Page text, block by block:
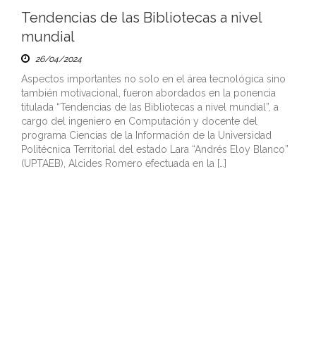
Tendencias de las Bibliotecas a nivel
mundial
26/04/2024
Aspectos importantes no solo en el área tecnológica sino
también motivacional, fueron abordados en la ponencia
titulada “Tendencias de las Bibliotecas a nivel mundial”, a
cargo del ingeniero en Computación y docente del
programa Ciencias de la Información de la Universidad
Politécnica Territorial del estado Lara “Andrés Eloy Blanco”
(UPTAEB), Alcides Romero efectuada en la […]